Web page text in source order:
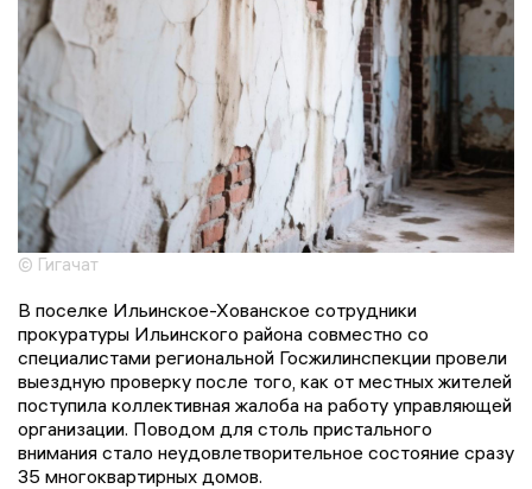
© Гигачат
В поселке Ильинское-Хованское сотрудники
прокуратуры Ильинского района совместно со
специалистами региональной Госжилинспекции провели
выездную проверку после того, как от местных жителей
поступила коллективная жалоба на работу управляющей
организации. Поводом для столь пристального
внимания стало неудовлетворительное состояние сразу
35 многоквартирных домов.